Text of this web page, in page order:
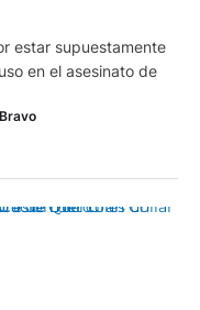
estar supuestamente
en el asesinato de